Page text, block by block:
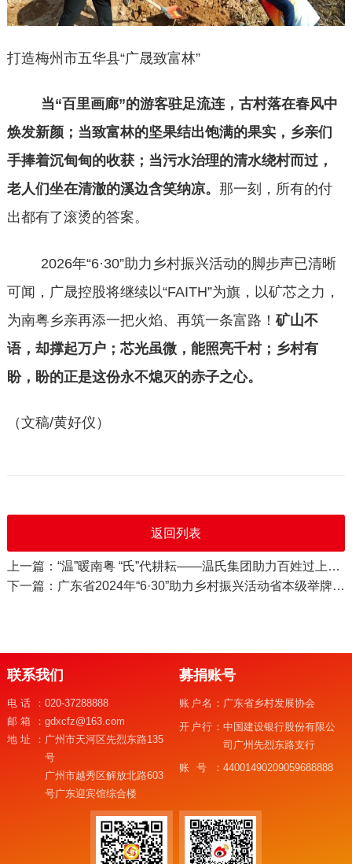
打造梅州市五华县“广晟致富林”
当“百里画廊”的游客驻足流连，古村落在春风中
焕发新颜；当致富林的坚果结出饱满的果实，乡亲们
手捧着沉甸甸的收获；当污水治理的清水绕村而过，
老人们坐在清澈的溪边含笑纳凉。 那一刻，所有的付
出都有了滚烫的答案。
2026年“6·30”助力乡村振兴活动的脚步声已清晰
可闻，广晟控股将继续以“FAITH”为旗，以矿芯之力，
为南粤乡亲再添一把火焰、再筑一条富路！矿山不
语，却撑起万户；芯光虽微，能照亮千村；乡村有
盼，盼的正是这份永不熄灭的赤子之心。
（文稿/黄好仪）
返回列表
上一篇：“温”暖南粤 “氏”代耕耘——温氏集团助力百姓过上殷实生活侧记
下一篇：广东省2024年“6·30”助力乡村振兴活动省本级举牌认捐到账情况
联系我们
电话： 020-37288888
邮箱： gdxcfz@163.com
地址： 广州市天河区先烈东路135
号
广州市越秀区解放北路603
号广东迎宾馆综合楼
募捐账号
账户名： 广东省乡村发展协会
开户行：中国建设银行股份有限公
司广州先烈东路支行
账号：44001490209059688888